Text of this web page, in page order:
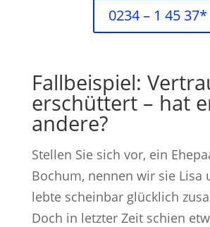
0234 – 1 45 37*
Fallbeispiel:
erschüttert – hat
andere?
Stellen Sie sich vor, ein
Bochum, nennen wir sie Lisa
lebte scheinbar glücklich
Doch in letzter Zeit schien